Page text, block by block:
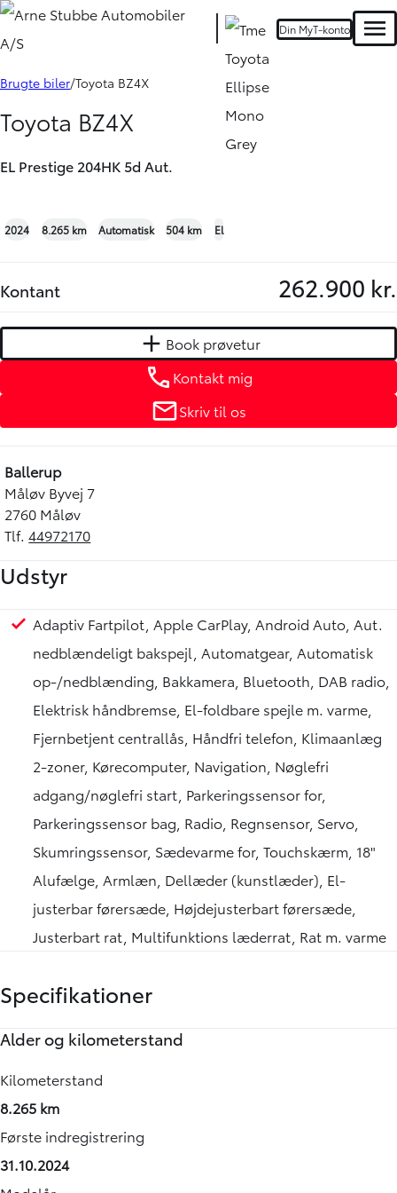
Din MyT-konto
Book prøvetur
Brugte biler Toyota BZ4X
Toyota BZ4X
EL Prestige 204HK 5d Aut.
2024 8.265 km Automatisk 504 km El
Kontant 262.900 kr.
Book prøvetur
Kontakt mig
Skriv til os
Ballerup
Måløv Byvej 7
2760 Måløv
Tlf.44972170
Udstyr
Adaptiv Fartpilot, Apple CarPlay, Android Auto, Aut.
nedblændeligt bakspejl, Automatgear, Automatisk
op-/nedblænding, Bakkamera, Bluetooth, DAB radio,
Elektrisk håndbremse, El-foldbare spejle m. varme,
Fjernbetjent centrallås, Håndfri telefon, Klimaanlæg
2-zoner, Kørecomputer, Navigation, Nøglefri
adgang/nøglefri start, Parkeringssensor for,
Parkeringssensor bag, Radio, Regnsensor, Servo,
Skumringssensor, Sædevarme for, Touchskærm, 18"
Alufælge, Armlæn, Dellæder (kunstlæder), El-
justerbar førersæde, Højdejusterbart førersæde,
Justerbart rat, Multifunktions læderrat, Rat m. varme
Specifikationer
Alder og kilometerstand
Kilometerstand
8.265 km
Første indregistrering
31.10.2024
Motor og ydelse
0-100 km/t
7,50 sek.
Tophastighed
160 km/t
Elektriske egenskaber
Batteristørrelse
71,40 kWh
Rækkevidde (WLTP)
504,00 km
Rummelighed og mål
Køreklar vægt
1999 kg
Totalvægt
2465 kg
Økonomi
Energiforbrug (WLTP)
6,80 km/kWh
Grøn ejerafgift (årlig)
920